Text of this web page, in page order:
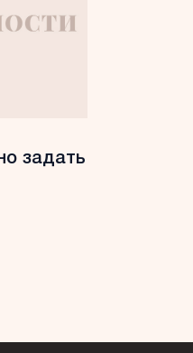
задать